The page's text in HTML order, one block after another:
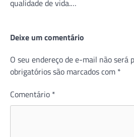
qualidade de vida.…
Deixe um comentário
O seu endereço de e-mail não será
obrigatórios são marcados com *
Comentário *